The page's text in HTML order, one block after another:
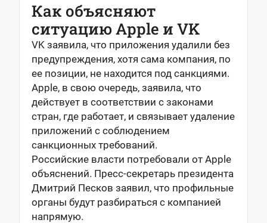
Как объясняют
ситуацию Apple и VK
VK заявила, что приложения удалили без
предупреждения, хотя сама компания, по
ее позиции, не находится под санкциями.
Apple, в свою очередь, заявила, что
действует в соответствии с законами
стран, где работает, и связывает удаление
приложений с соблюдением
санкционных требований.
Российские власти потребовали от Apple
объяснений. Пресс-секретарь президента
Дмитрий Песков заявил, что профильные
органы будут разбираться с компанией
напрямую.